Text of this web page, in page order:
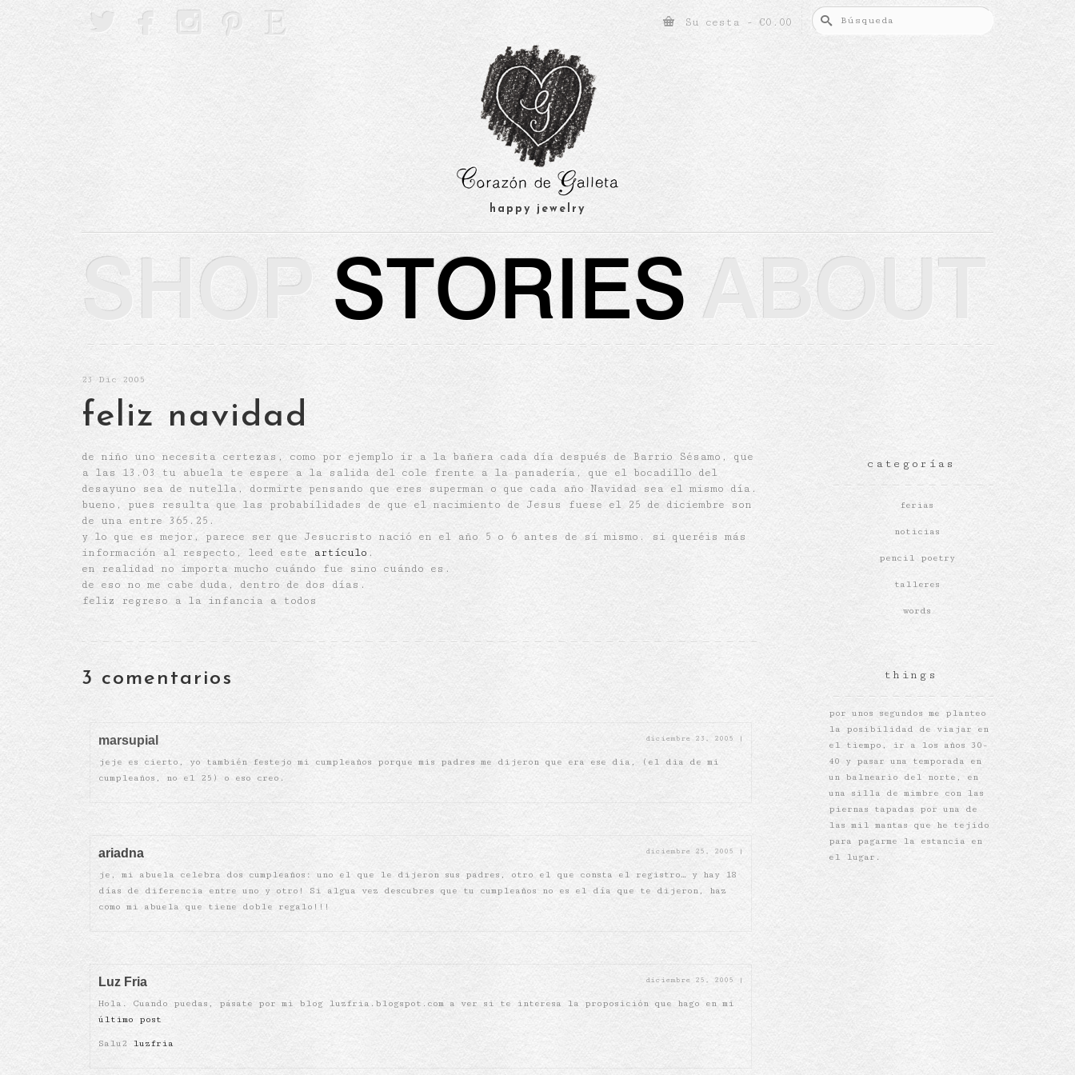
Buscar
por:
Su cesta - €0.00
    
happy jewelry
SHOP STORIESABOUT
23 Dic 2005
feliz navidad
de niño uno necesita certezas, como por ejemplo ir a la bañera cada día después de Barrio Sésamo, que
a las 13.03 tu abuela te espere a la salida del cole frente a la panadería, que el bocadillo del
desayuno sea de nutella, dormirte pensando que eres superman o que cada año Navidad sea el mismo día.
bueno, pues resulta que las probabilidades de que el nacimiento de Jesus fuese el 25 de diciembre son
de una entre 365.25.
y lo que es mejor, parece ser que Jesucristo nació en el año 5 o 6 antes de sí mismo. si queréis más
información al respecto, leed este
artículo .
en realidad no importa mucho cuándo fue sino cuándo es.
de eso no me cabe duda, dentro de dos días.
feliz regreso a la infancia a todos
3 comentarios
marsupial diciembre 23, 2005 |
jeje es cierto, yo también festejo mi cumpleaños porque mis padres me dijeron que era ese dia, (el dia de mi
cumpleaños, no el 25) o eso creo.
ariadna diciembre 25, 2005 |
je, mi abuela celebra dos cumpleaños: uno el que le dijeron sus padres, otro el que consta el registro… y hay 18
días de diferencia entre uno y otro! Si algua vez descubres que tu cumpleaños no es el día que te dijeron, haz
como mi abuela que tiene doble regalo!!!
Luz Fria diciembre 25, 2005 |
Hola. Cuando puedas, pásate por mi blog luzfria.blogspot.com a ver si te interesa la proposición que hago en mi
último post
Salu2 luzfria
categorías
ferias
noticias
pencil poetry
talleres
words
things
por unos segundos me planteo
la posibilidad de viajar en
el tiempo, ir a los años 30-
40 y pasar una temporada en
un balneario del norte, en
una silla de mimbre con las
piernas tapadas por una de
las mil mantas que he tejido
para pagarme la estancia en
el lugar.